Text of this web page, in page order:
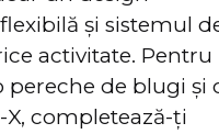
şi sistemul
activitate. Pentru
de blugi şi
X, completează-ți